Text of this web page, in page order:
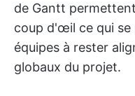
de Gantt
coup d'œil ce qui se
équipes à rester
globaux du projet.